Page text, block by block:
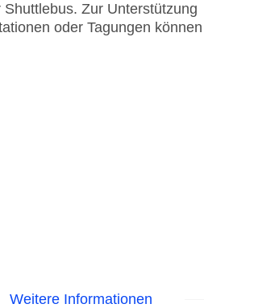
Zur Unterstützung
oder Tagungen können
Weitere Informationen